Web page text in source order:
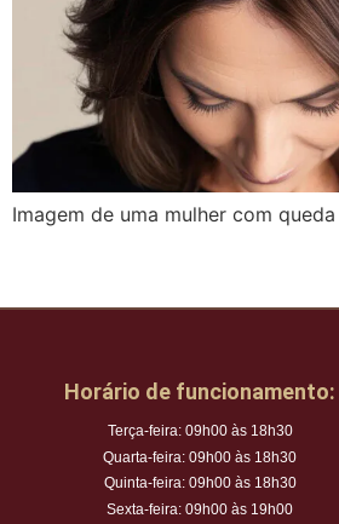
Imagem de uma mulher com
Horário de funcionamento:
Terça-feira: 09h00 às 18h30
Quarta-feira: 09h00 às 18h30
Quinta-feira: 09h00 às 18h30
Sexta-feira: 09h00 às 19h00